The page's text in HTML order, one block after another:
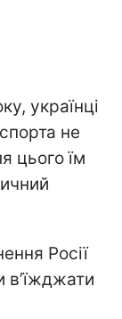
українці
не
цього їм
Росії
в’їжджати